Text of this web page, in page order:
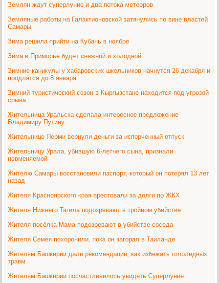
Землян ждут суперлуние и два потока метеоров
Земляные работы на Галактионовской затянулись по вине властей
Самары
Зима решила прийти на Кубань в ноябре
Зима в Приморье будет снежной и холодной
Зимние каникулы у хабаровских школьников начнутся 26 декабря и
продлятся до 8 января
Зимний туристический сезон в Кыргызстане находится под угрозой
срыва
Жительница Уральска сделала интересное предложение
Владимиру Путину
Жительнице Перми вернули деньги за испорченный отпуск
Жительницу Урала, убившую 6-летнего сына, признали
невменяемой
Жителю Самары восстановили паспорт, который он потерял 13 лет
назад
Жителя Красноярского края арестовали за долги по ЖКХ
Жителя Нижнего Тагила подозревают в тройном убийстве
Жителя посёлка Мама подозревают в убийстве соседа
Жителя Семея похоронили, пока он загорал в Таиланде
Жителям Башкирии дали рекомендации, как избежать гололедных
травм
Жителям Башкирии посчастливилось увидеть Суперлуние